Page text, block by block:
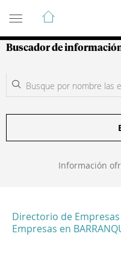
Guía de
Buscador de
Información
Directorio de Empresas
Empresas en